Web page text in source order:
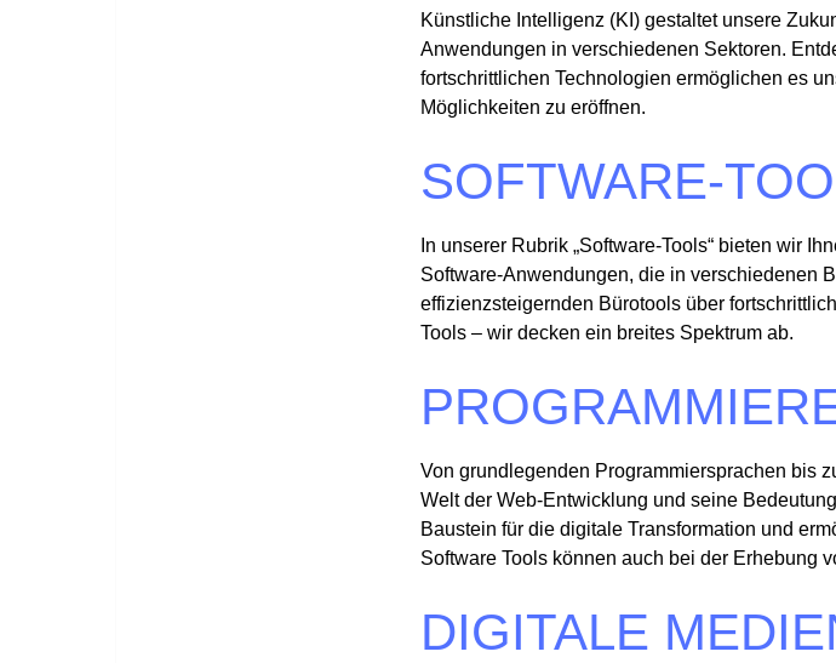
Künstliche Intelligenz (KI) gestaltet unsere
Anwendungen in verschiedenen Sektoren.
fortschrittlichen Technologien ermöglichen es
Möglichkeiten zu eröffnen.
SOFTWARE-
In unserer Rubrik „Software-Tools“ bieten wir
Software-Anwendungen, die in verschiedenen
effizienzsteigernden Bürotools über
Tools – wir decken ein breites Spektrum ab.
Von grundlegenden Programmiersprachen bis
Welt der Web-Entwicklung und seine
Baustein für die digitale Transformation und
Software Tools können auch bei der Erhebung
DIGITALE